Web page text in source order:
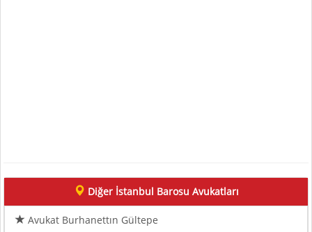
Diğer İstanbul Barosu Avukatları
Avukat Burhanettın Gültepe